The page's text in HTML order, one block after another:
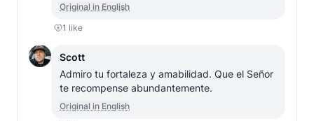
Original in English
1 like
Scott
Admiro tu fortaleza y amabilidad. Que el Señor
te recompense abundantemente.
Original in English